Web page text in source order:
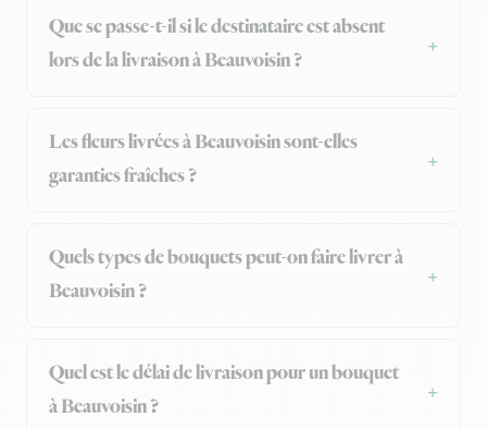
Que se passe-t-il si le destinataire est absent
lors de la livraison à Beauvoisin ?
Les fleurs livrées à Beauvoisin sont-elles
garanties fraîches ?
Quels types de bouquets peut-on faire livrer à
Beauvoisin ?
Quel est le délai de livraison pour un bouquet
à Beauvoisin ?